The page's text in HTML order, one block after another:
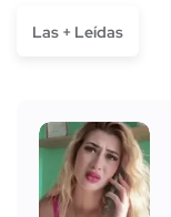
Las + Leídas